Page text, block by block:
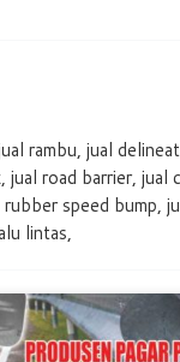
rambu, jual
road barrier, jual
rubber speed bump,
lintas,